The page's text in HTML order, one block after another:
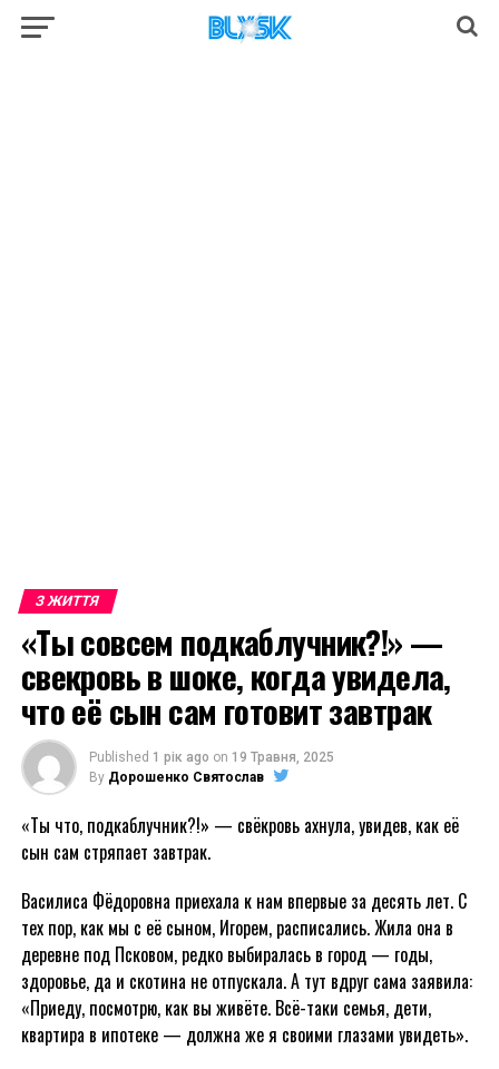
З ЖИТТЯ
«Ты совсем подкаблучник?!» —
свекровь в шоке, когда увидела,
что её сын сам готовит завтрак
Published 1 рік ago on 19 Травня, 2025
By Дорошенко Святослав
«Ты что, подкаблучник?!» — свёкровь ахнула, увидев, как её
сын сам стряпает завтрак.
Василиса Фёдоровна приехала к нам впервые за десять лет. С
тех пор, как мы с её сыном, Игорем, расписались. Жила она в
деревне под Псковом, редко выбиралась в город — годы,
здоровье, да и скотина не отпускала. А тут вдруг сама заявила:
«Приеду, посмотрю, как вы живёте. Всё-таки семья, дети,
квартира в ипотеке — должна же я своими глазами увидеть».